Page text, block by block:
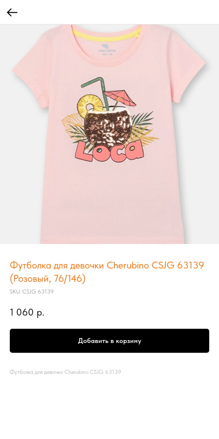
Футболка для девочки Cherubino CSJG 63139
(Розовый, 76/146)
SKU: CSJG 63139
1 060 р.
Добавить в корзину
Футболка для девочки Cherubino CSJG 63139